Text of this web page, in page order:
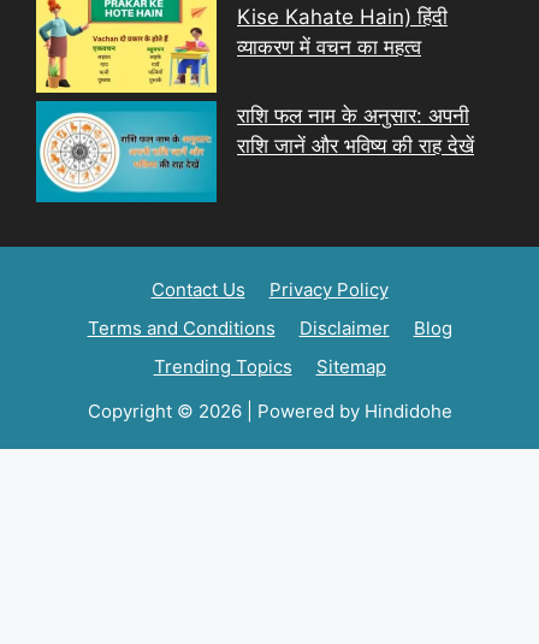
Kise Kahate Hain) हिंदी
व्याकरण में वचन का महत्व
राशि फल नाम के अनुसार: अपनी
राशि जानें और भविष्य की राह देखें
Contact Us
Privacy Policy
Terms and Conditions
Disclaimer
Blog
Trending Topics
Sitemap
Copyright © 2026 | Powered by Hindidohe